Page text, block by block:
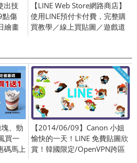
出技
點傷
繪畫
【LINE Web Store網路商店】
使用LINE預付卡付費，完整購
買教學／線上買貼圖／遊戲道
塊、勁
買一
碼馬上
【2014/06/09】Canon 小姐
愉快的一天！LINE 免費貼圖欣
賞！韓國限定/OpenVPN跨區